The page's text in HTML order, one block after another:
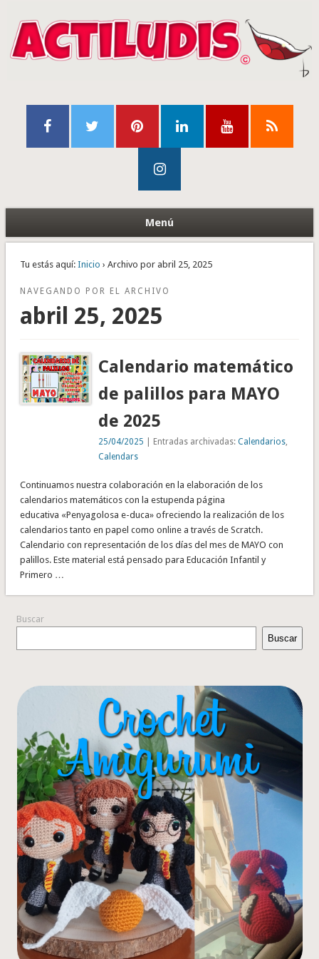
Menú
Tu estás aquí: Inicio › Archivo por abril 25, 2025
NAVEGANDO POR EL ARCHIVO
abril 25, 2025
Calendario matemático
de palillos para MAYO
de 2025
25/04/2025 | Entradas archivadas:Calendarios
Calendars
Continuamos nuestra colaboración en la elaboración de los
calendarios matemáticos con la estupenda página
educativa «Penyagolosa e-duca» ofreciendo la realización de los
calendarios tanto en papel como online a través de Scratch.
Calendario con representación de los días del mes de MAYO con
palillos. Este material está pensado para Educación Infantil y
Primero …
Buscar
Buscar